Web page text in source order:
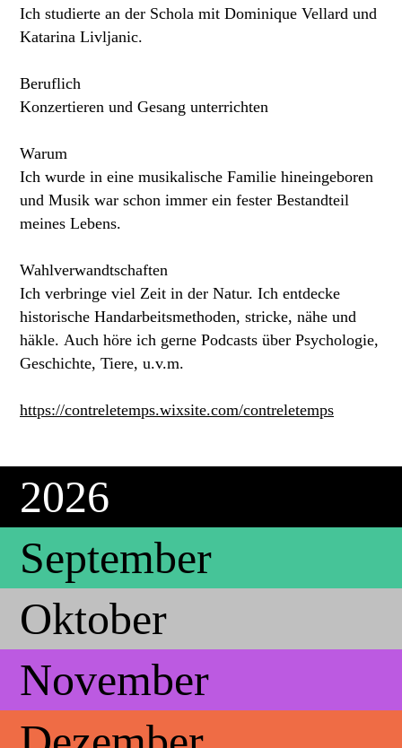
Ich studierte an der Schola mit Dominique Vellard und
Katarina Livljanic.
Beruflich
Konzertieren und Gesang unterrichten
Warum
Ich wurde in eine musikalische Familie hineingeboren
und Musik war schon immer ein fester Bestandteil
meines Lebens.
Wahlverwandtschaften
Ich verbringe viel Zeit in der Natur. Ich entdecke
historische Handarbeitsmethoden, stricke, nähe und
häkle. Auch höre ich gerne Podcasts über Psychologie,
Geschichte, Tiere, u.v.m.
https://contreletemps.wixsite.com/contreletemps
2026
September
Oktober
November